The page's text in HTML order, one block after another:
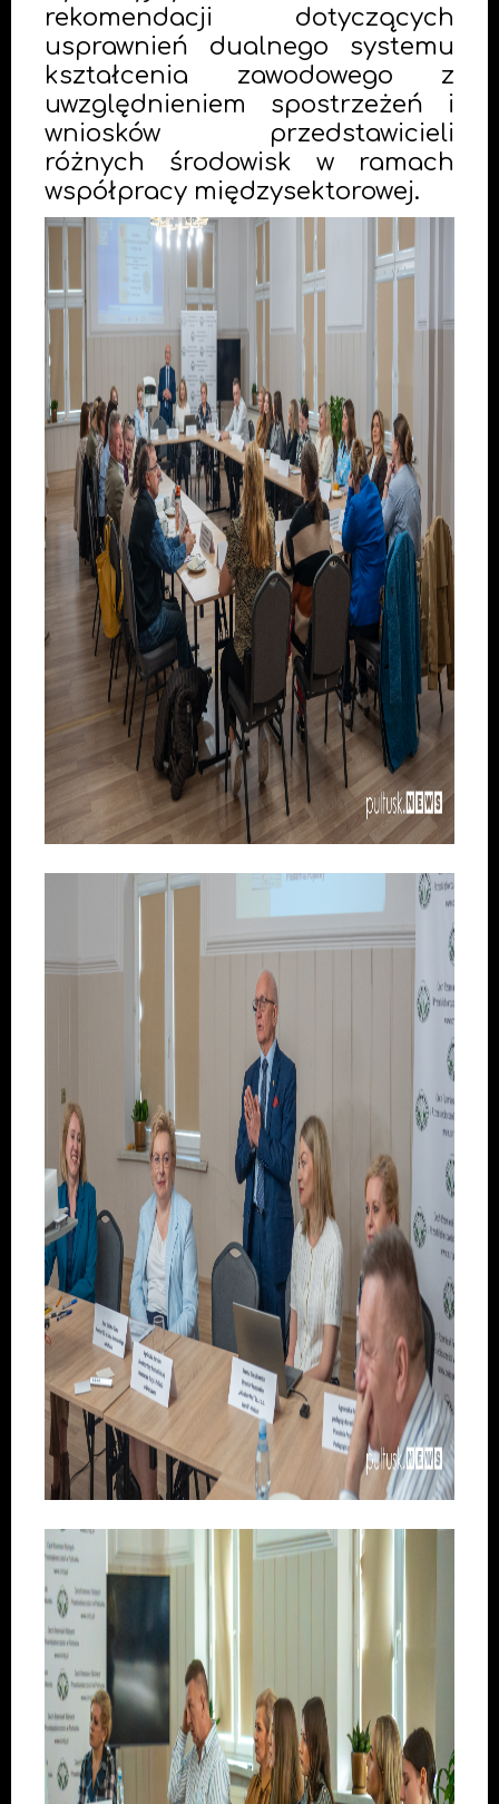
rekomendacji dotyczących
usprawnień dualnego systemu
kształcenia zawodowego z
uwzględnieniem spostrzeżeń i
wniosków przedstawicieli
różnych środowisk w ramach
współpracy międzysektorowej.